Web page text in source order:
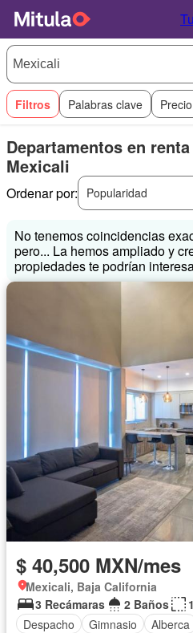
Filtros Palabras clave Precio
Departamentos en
Mexicali
Ordenar por: Popularidad
No tenemos coincidencias
pero... La hemos ampliado y
propiedades te podrían
$ 40,500 MXN/mes
Mexicali, Baja California
3 Recámaras
2 Baños
Despacho
Gimnasio
Alberca